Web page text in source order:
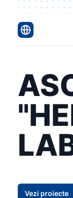
Vezi proiecte